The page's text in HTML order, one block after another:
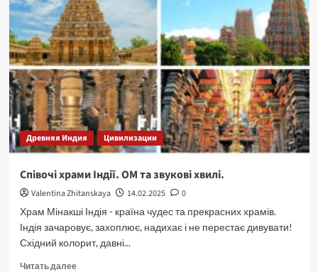
Древняя Индия Цивилизации
Співочі храми Індії. ОМ та звукові хвилі.
Valentina Zhitanskaya 14.02.2025
0
Храм Мінакші Індія - країна чудес та прекрасних храмів.
Індія зачаровує, захоплює, надихає і не перестає дивувати!
Східний колорит, давні...
Читать далееПрочитать